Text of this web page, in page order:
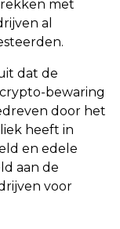
met
al
dat de
bewaring
door het
heeft in
en edele
aan de
voor